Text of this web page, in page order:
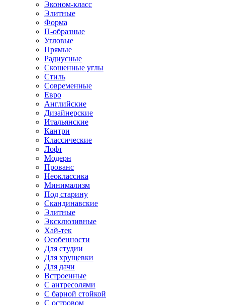
Эконом-класс
Элитные
Форма
П-образные
Угловые
Прямые
Радиусные
Скошенные углы
Стиль
Современные
Евро
Английские
Дизайнерские
Итальянские
Кантри
Классические
Лофт
Модерн
Прованс
Неоклассика
Минимализм
Под старину
Скандинавские
Элитные
Эксклюзивные
Хай-тек
Особенности
Для студии
Для хрущевки
Для дачи
Встроенные
С антресолями
С барной стойкой
С островом